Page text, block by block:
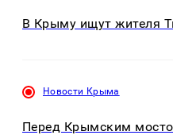
В Крыму ищут жителя
Новости Крыма
Перед Крымским